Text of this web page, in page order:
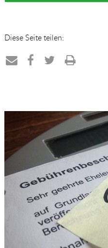
Diese Seite teilen:
E-
Mail
Facebook
Twitter